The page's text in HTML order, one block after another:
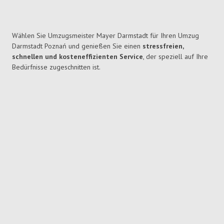
Wählen Sie Umzugsmeister Mayer Darmstadt für Ihren Umzug
Darmstadt Poznań und genießen Sie einen stressfreien,
schnellen und kosteneffizienten Service, der speziell auf Ihre
Bedürfnisse zugeschnitten ist.